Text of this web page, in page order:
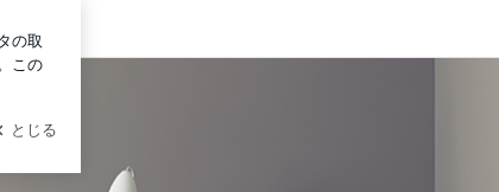
ランナー 影山輝哲のブログ